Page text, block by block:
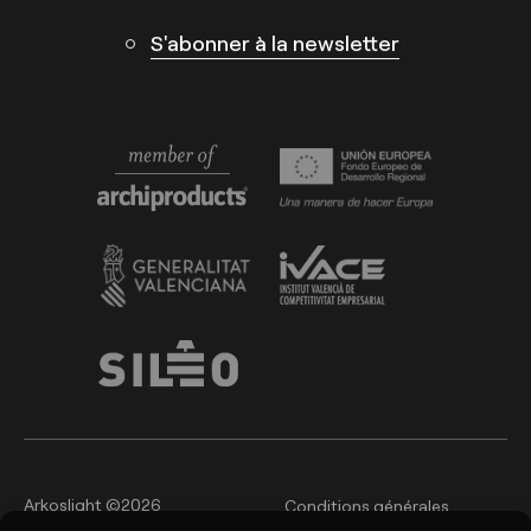
S'abonner à la newsletter
Arkoslight ©2026 Conditions générales